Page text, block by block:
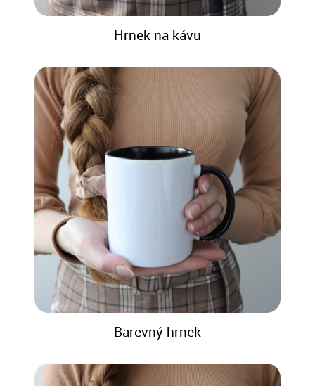
Hrnek na kávu
Barevný hrnek